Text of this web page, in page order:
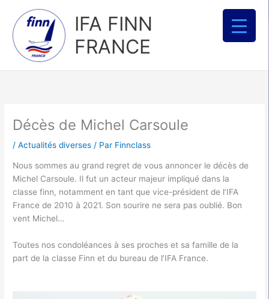
contenu
IFA FINN
FRANCE
Décès de Michel Carsoule
/Actualités diverses / Par Finnclass
Nous sommes au grand regret de vous annoncer le décès de
Michel Carsoule. Il fut un acteur majeur impliqué dans la
classe finn, notamment en tant que vice-président de l’IFA
France de 2010 à 2021. Son sourire ne sera pas oublié. Bon
vent Michel…
Toutes nos condoléances à ses proches et sa famille de la
part de la classe Finn et du bureau de l’IFA France.